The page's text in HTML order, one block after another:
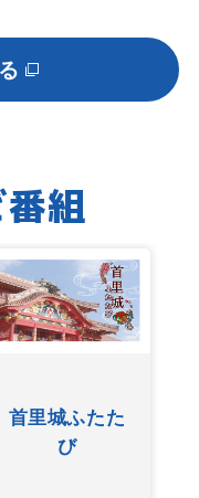
組
首里城ふたた
び